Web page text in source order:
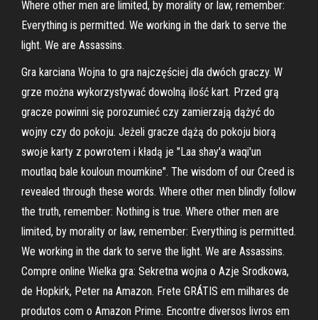
Where other men are limited, by morality or law, remember:
Everything is permitted. We working in the dark to serve the
light. We are Assassins.
Gra karciana Wojna to gra najczęściej dla dwóch graczy. W
grze można wykorzystywać dowolną ilość kart. Przed grą
gracze powinni się porozumieć czy zamierzają dążyć do
wojny czy do pokoju. Jeżeli gracze dążą do pokoju biorą
swoje karty z powrotem i kładą je "Laa shay'a waqi'un
moutlaq bale kouloun moumkine". The wisdom of our Creed is
revealed through these words. Where other men blindly follow
the truth, remember: Nothing is true. Where other men are
limited, by morality or law, remember: Everything is permitted.
We working in the dark to serve the light. We are Assassins.
Compre online Wielka gra: Sekretna wojna o Azje Srodkowa,
de Hopkirk, Peter na Amazon. Frete GRÁTIS em milhares de
produtos com o Amazon Prime. Encontre diversos livros em